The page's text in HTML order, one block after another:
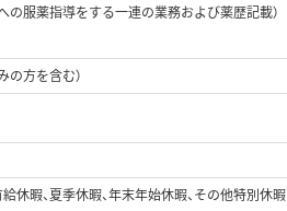
の服薬指導をする一連の業務および薬歴記載）
の方を含む）
休暇、夏季休暇、年末年始休暇、その他特別休暇